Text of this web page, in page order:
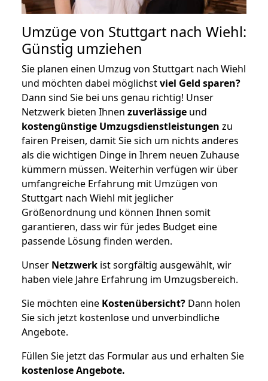
Umzüge von Stuttgart nach Wiehl:
Günstig umziehen
Sie planen einen Umzug von Stuttgart nach Wiehl
und möchten dabei möglichstviel Geld sparen?
Dann sind Sie bei uns genau richtig! Unser
Netzwerk bieten Ihnen zuverlässige und
kostengünstige Umzugsdienstleistungen zu
fairen Preisen, damit Sie sich um nichts anderes
als die wichtigen Dinge in Ihrem neuen Zuhause
kümmern müssen. Weiterhin verfügen wir über
umfangreiche Erfahrung mit Umzügen von
Stuttgart nach Wiehl mit jeglicher
Größenordnung und können Ihnen somit
garantieren, dass wir für jedes Budget eine
passende Lösung finden werden.
Unser Netzwerk ist sorgfältig ausgewählt, wir
haben viele Jahre Erfahrung im Umzugsbereich.
Sie möchten eine Kostenübersicht? Dann holen
Sie sich jetzt kostenlose und unverbindliche
Angebote.
Füllen Sie jetzt das Formular aus und erhalten Sie
kostenloseAngebote.